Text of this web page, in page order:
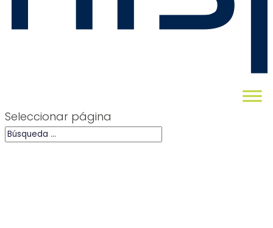
Seleccionar página